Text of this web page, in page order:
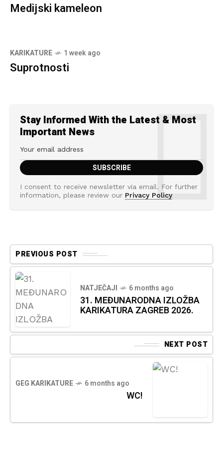
Medijski kameleon
KARIKATURE 1 week ago
Suprotnosti
Stay Informed With the Latest & Most
Important News
I consent to receive newsletter via email. For further
information, please review our Privacy Policy
PREVIOUS POST
NATJEČAJI 6 months ago
31. MEĐUNARODNA IZLOŽBA
KARIKATURA ZAGREB 2026.
NEXT POST
GEG KARIKATURE 6 months ago
WC!